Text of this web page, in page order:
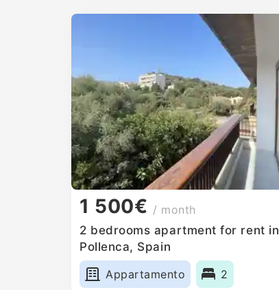
1 500€ / month
2 bedrooms apartment for rent in
Pollenca, Spain
Appartamento
2